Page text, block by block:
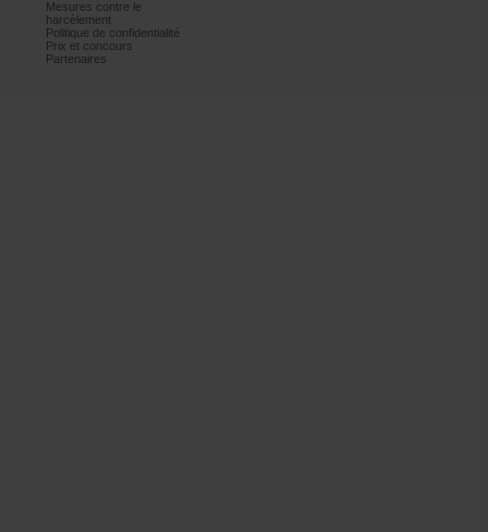
Mesurescontrele
harcèlement
Politiquedeconfidentialité
Prixetconcours
Partenaires